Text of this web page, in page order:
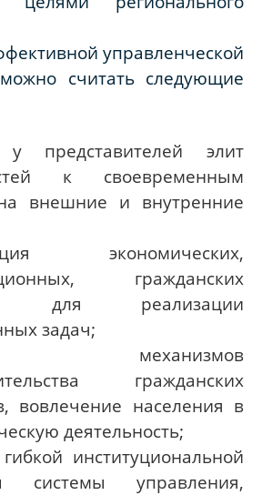
управленческой
считать следующие
представителей элит
к своевременным
внешние и внутренние
экономических,
гражданских
для реализации
задач;
механизмов
гражданских
вовлечение населения в
деятельность;
институциональной
системы управления,